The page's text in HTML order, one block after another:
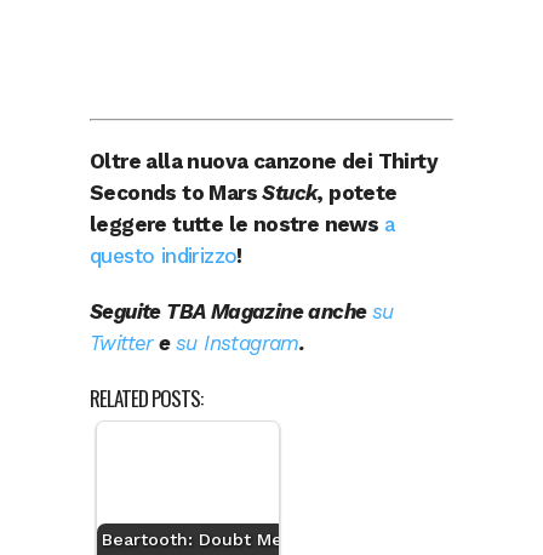
Oltre alla nuova canzone dei Thirty
Seconds to MarsStuck, potete
leggere tutte le nostre news a
questo indirizzo!
Seguite TBA Magazine anche su
Twitteresu Instagram.
RELATED POSTS:
Beartooth: Doubt Me